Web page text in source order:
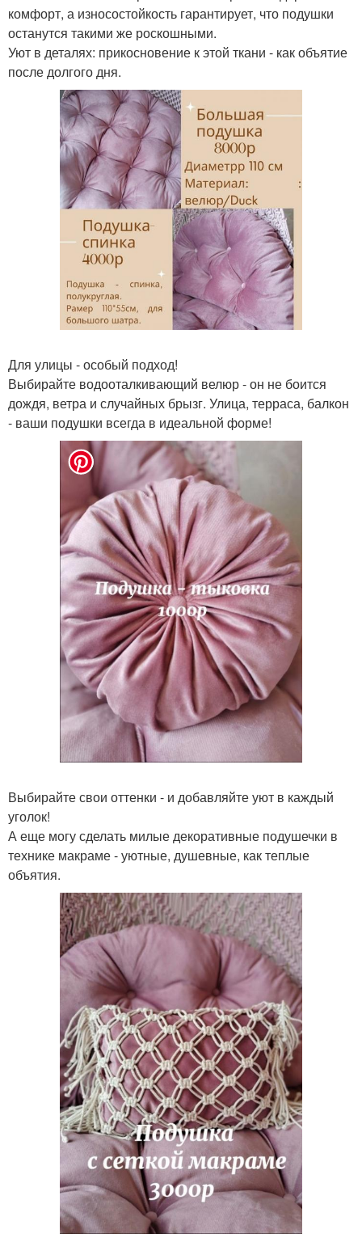
комфорт, а износостойкость гарантирует, что подушки
останутся такими же роскошными.
Уют в деталях: прикосновение к этой ткани - как объятие
после долгого дня.
Для улицы - особый подход!
Выбирайте водооталкивающий велюр - он не боится
дождя, ветра и случайных брызг. Улица, терраса, балкон
- ваши подушки всегда в идеальной форме!
Выбирайте свои оттенки - и добавляйте уют в каждый
уголок!
А еще могу сделать милые декоративные подушечки в
технике макраме - уютные, душевные, как теплые
объятия.